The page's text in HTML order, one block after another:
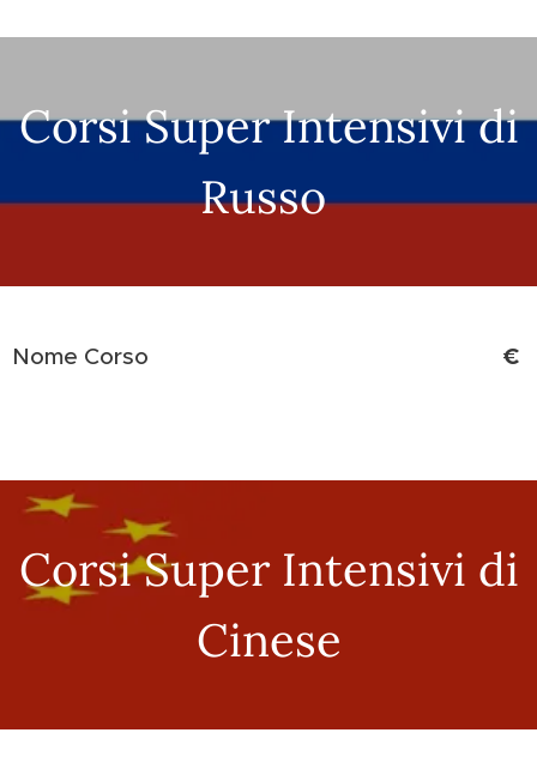
Corsi Super Intensivi di
Russo
Nome Corso €
Corsi Super Intensivi di
Cinese